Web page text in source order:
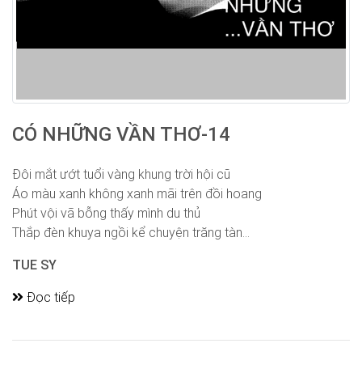
CÓ NHỮNG VẦN THƠ-14
Đôi mắt ướt tuổi vàng khung trời hội cũ
Áo màu xanh không xanh mãi trên đồi hoang
Phút vội vã bỗng thấy mình du thủ
Thắp đèn khuya ngồi kể chuyện trăng tàn...
TUE SY
Đọc tiếp